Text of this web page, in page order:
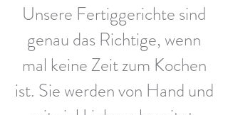
Unsere Fertiggerichte sind
genau das Richtige, wenn
mal keine Zeit zum Kochen
ist. Sie werden von Hand und